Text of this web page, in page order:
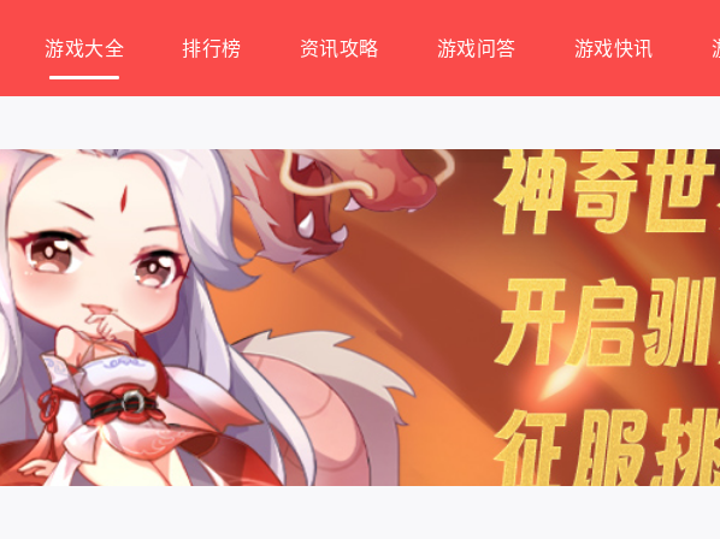
游戏大全 排行榜 资讯攻略 游戏问答 游戏快讯